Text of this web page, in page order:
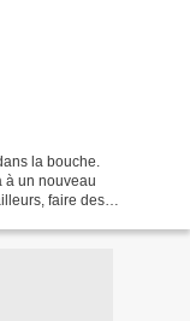
la bouche.
à un nouveau
faire des